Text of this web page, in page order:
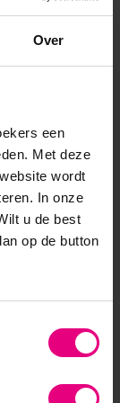
Over
een
Met deze
wordt
In onze
u de best
op de button
zijn
werk en
die wilde
onderwijs
waardoor
Leiderschap
stap is,